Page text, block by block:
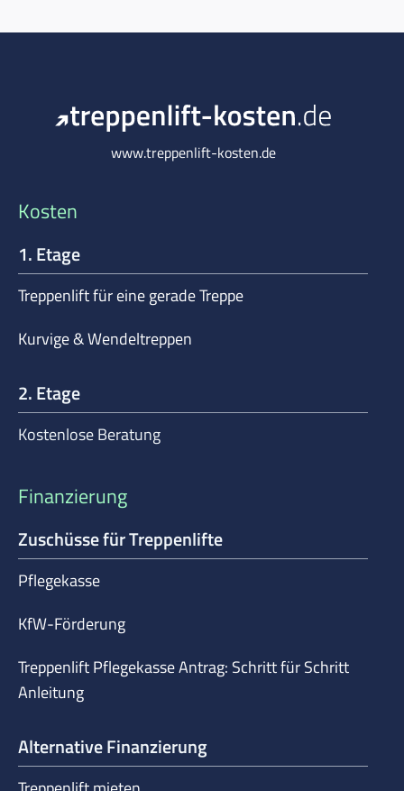
www.treppenlift-kosten.de
Kosten
1. Etage
Treppenlift für eine gerade Treppe
Kurvige & Wendeltreppen
2. Etage
Kostenlose Beratung
Finanzierung
Zuschüsse für Treppenlifte
Pflegekasse
KfW-Förderung
Treppenlift Pflegekasse Antrag: Schritt für Schritt
Anleitung
Alternative Finanzierung